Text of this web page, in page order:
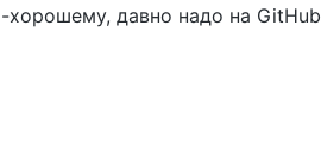
давно надо на